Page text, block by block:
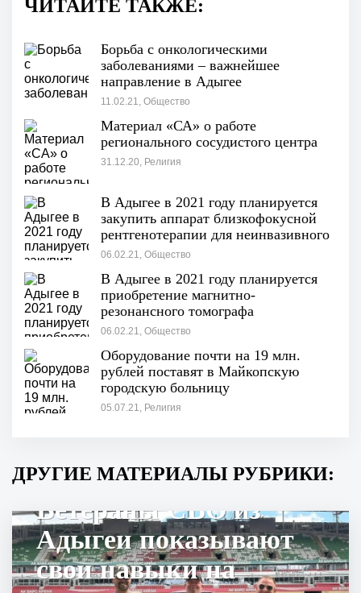
ЧИТАЙТЕ ТАКЖЕ:
Борьба с онкологическими
заболеваниями – важнейшее
направление в Адыгее
11.02.21, Общество
Материал «СА» о работе
регионального сосудистого центра
31.12.20, Религия
В Адыгее в 2021 году планируется
закупить аппарат близкофокусной
рентгенотерапии для неинвазивного
лечения рака
06.02.21, Общество
В Адыгее в 2021 году планируется
приобретение магнитно-
резонансного томографа
06.02.21, Общество
Оборудование почти на 19 млн.
рублей поставят в Майкопскую
городскую больницу
05.07.21, Религия
ДРУГИЕ МАТЕРИАЛЫ РУБРИКИ:
Ветераны СВО из
Адыгеи показывают
свои навыки на